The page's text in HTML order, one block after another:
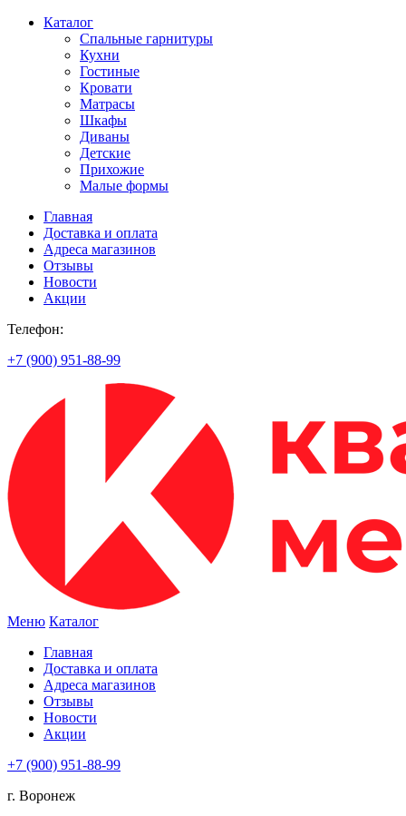
Каталог
Спальные гарнитуры
Кухни
Гостиные
Кровати
Матрасы
Шкафы
Диваны
Детские
Прихожие
Малые формы
Главная
Доставка и оплата
Адреса магазинов
Отзывы
Новости
Акции
Телефон:
+7 (900) 951-88-99
Меню Каталог
Главная
Доставка и оплата
Адреса магазинов
Отзывы
Новости
Акции
+7 (900) 951-88-99
г. Воронеж